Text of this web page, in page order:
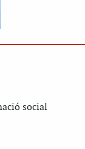
social